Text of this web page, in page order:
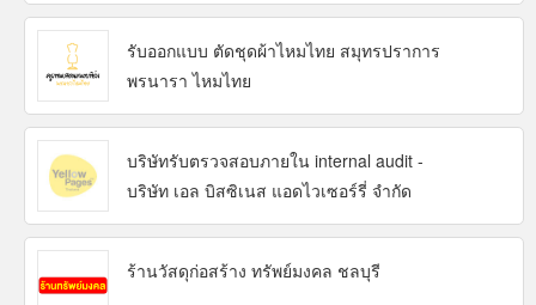
รับออกแบบ ตัดชุดผ้าไหมไทย สมุทรปราการ
พรนารา ไหมไทย
บริษัทรับตรวจสอบภายใน internal audit -
บริษัท เอล บิสซิเนส แอดไวเซอร์รี่ จำกัด
ร้านวัสดุก่อสร้าง ทรัพย์มงคล ชลบุรี